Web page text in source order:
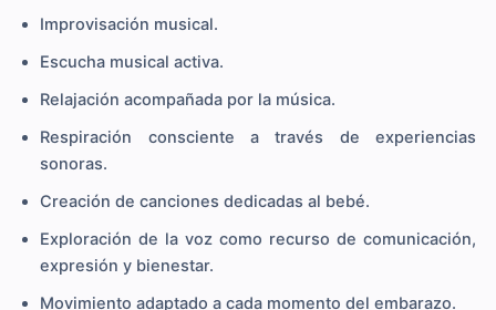
Improvisación musical.
Escucha musical activa.
Relajación acompañada por la música.
Respiración consciente a través de experiencias
sonoras.
Creación de canciones dedicadas al bebé.
Exploración de la voz como recurso de comunicación,
expresión y bienestar.
Movimiento adaptado a cada momento del embarazo.